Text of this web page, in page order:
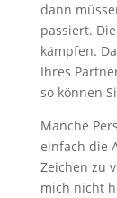
dann
passiert.
kämpfen.
Ihres
so können
Manche
einfach die
Zeichen zu
mich nicht